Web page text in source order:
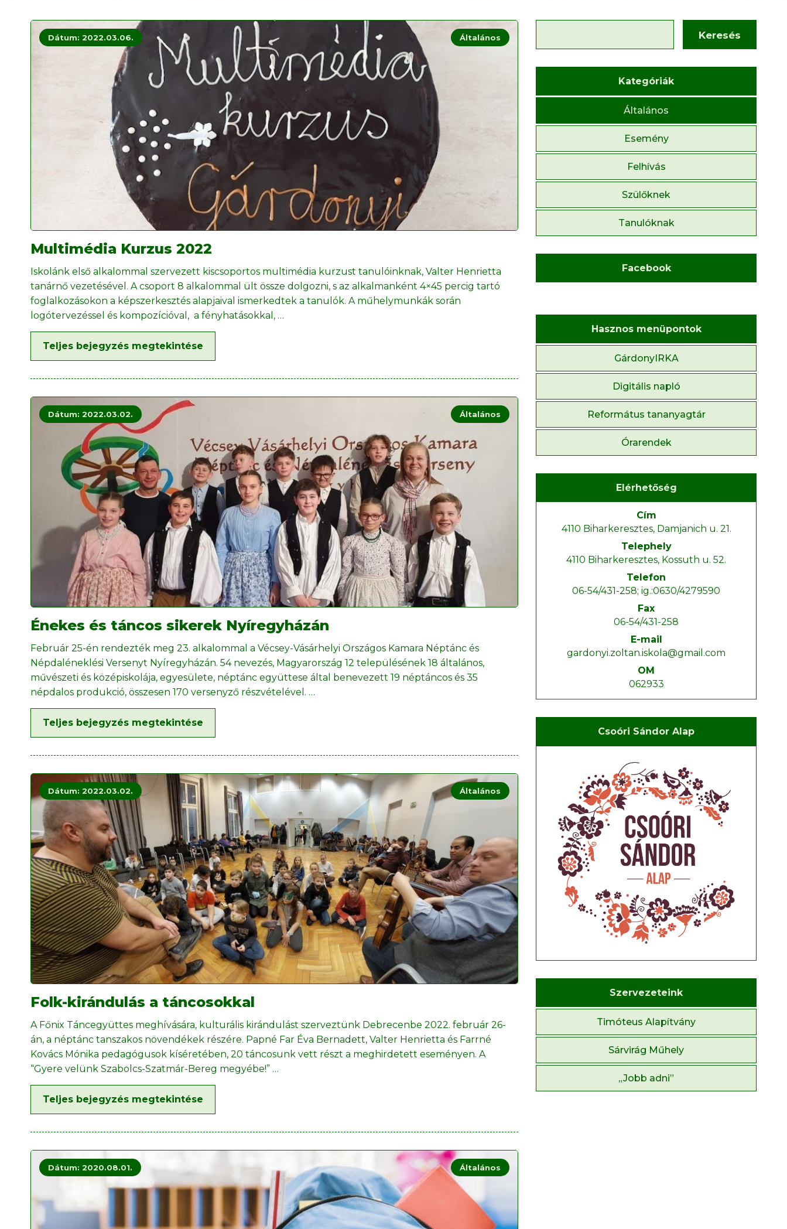
Dátum: 2022.03.06. Általános
Multimédia Kurzus 2022
Iskolánk első alkalommal szervezett kiscsoportos multimédia kurzust tanulóinknak, Valter Henrietta
tanárnő vezetésével. A csoport 8 alkalommal ült össze dolgozni, s az alkalmanként 4×45 percig tartó
foglalkozásokon a képszerkesztés alapjaival ismerkedtek a tanulók. A műhelymunkák során
logótervezéssel és kompozícióval, a fényhatásokkal, …
Teljes bejegyzés megtekintése
Dátum: 2022.03.02. Általános
Énekes és táncos sikerek Nyíregyházán
Február 25-én rendezték meg 23. alkalommal a Vécsey-Vásárhelyi Országos Kamara Néptánc és
Népdaléneklési Versenyt Nyíregyházán. 54 nevezés, Magyarország 12 településének 18 általános,
művészeti és középiskolája, egyesülete, néptánc együttese által benevezett 19 néptáncos és 35
népdalos produkció, összesen 170 versenyző részvételével. …
Teljes bejegyzés megtekintése
Dátum: 2022.03.02. Általános
Folk-kirándulás a táncosokkal
A Főnix Táncegyüttes meghívására, kulturális kirándulást szerveztünk Debrecenbe 2022. február 26-
án, a néptánc tanszakos növendékek részére. Papné Far Éva Bernadett, Valter Henrietta és Farrné
Kovács Mónika pedagógusok kíséretében, 20 táncosunk vett részt a meghirdetett eseményen. A
“Gyere velünk Szabolcs-Szatmár-Bereg megyébe!” …
Teljes bejegyzés megtekintése
Dátum: 2020.08.01. Általános
Keresés
Kategóriák
Általános
Esemény
Felhívás
Szülőknek
Tanulóknak
Facebook
Hasznos menüpontok
GárdonyIRKA
Digitális napló
Református tananyagtár
Órarendek
Elérhetőség
Cím
4110 Biharkeresztes, Damjanich u. 21.
Telephely
4110 Biharkeresztes, Kossuth u. 52.
Telefon
06-54/431-258; ig.:0630/4279590
Fax
06-54/431-258
E-mail
gardonyi.zoltan.iskola@gmail.com
OM
062933
Csoóri Sándor Alap
Szervezeteink
Timóteus Alapítvány
Sárvirág Műhely
„Jobb adni”